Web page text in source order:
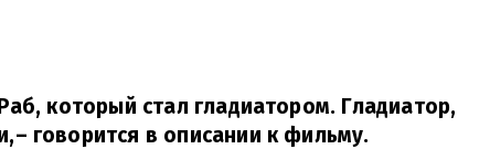
который стал гладиатором. Гладиатор,
– говорится в описании к фильму.